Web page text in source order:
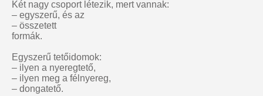
Két nagy csoport létezik, mert vannak:
– egyszerű, és az
– összetett
formák.
Egyszerű tetőidomok:
– ilyen a nyeregtető,
– ilyen meg a félnyereg,
– dongatető.